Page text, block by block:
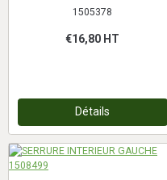
1505378
€16,80 HT
Détails